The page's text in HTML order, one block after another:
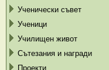
Ученически съвет
Ученици
Училищен живот
Сътезания и награди
Проекти